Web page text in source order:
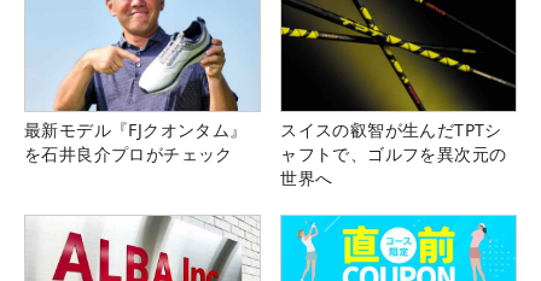
最新モデル『FJクオンタム』
を石井良介プロがチェック
スイスの叡智が生んだTPTシ
ャフトで、ゴルフを異次元の
世界へ